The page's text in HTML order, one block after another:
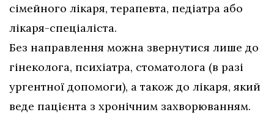
сімейного лікаря, терапевта, педіатра або
лікаря-спеціаліста.
Без направлення можна звернутися лише до
гінеколога, психіатра, стоматолога (в разі
ургентної допомоги), а також до лікаря, який
веде пацієнта з хронічним захворюванням.